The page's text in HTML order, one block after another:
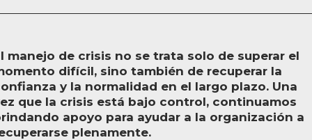
manejo de crisis no se trata solo de superar el
difícil, sino también de recuperar la
y la normalidad en el largo plazo. Una
que la crisis está bajo control, continuamos
apoyo para ayudar a la organización a
plenamente.